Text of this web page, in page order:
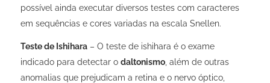
possível ainda executar diversos testes com caracteres
em sequências e cores variadas na escala Snellen.
Teste de Ishihara– O teste de ishihara é o exame
indicado para detectar o daltonismo, além de outras
anomalias que prejudicam a retina e o nervo óptico,